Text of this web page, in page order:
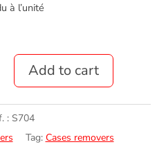
à l’unité
Add to cart
: S704
Tag: Cases removers